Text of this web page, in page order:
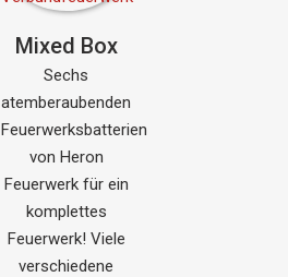
Mixed Box
Sechs
atemberaubenden
Feuerwerksbatterien
von Heron
Feuerwerk für ein
komplettes
Feuerwerk! Viele
verschiedene